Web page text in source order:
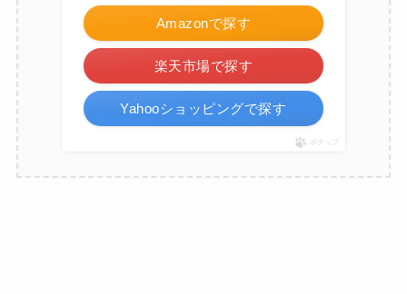
Amazonで探す
楽天市場で探す
Yahooショッピングで探す
ポチップ